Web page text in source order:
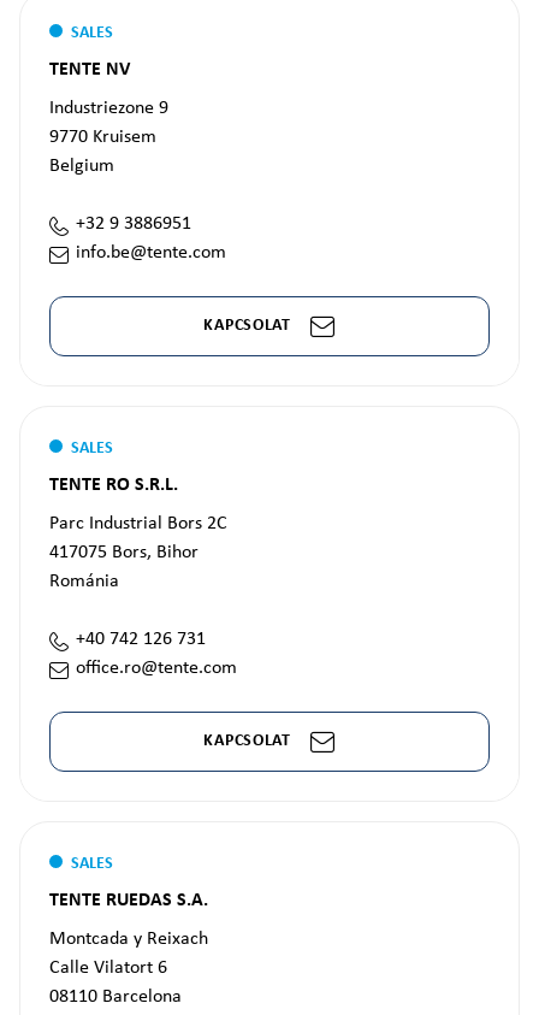
SALES
TENTE NV
Industriezone 9
9770 Kruisem
Belgium
+32 9 3886951
info.be@tente.com
KAPCSOLAT
SALES
TENTE RO S.R.L.
Parc Industrial Bors 2C
417075 Bors, Bihor
Románia
+40 742 126 731
office.ro@tente.com
KAPCSOLAT
SALES
TENTE RUEDAS S.A.
Montcada y Reixach
Calle Vilatort 6
08110 Barcelona